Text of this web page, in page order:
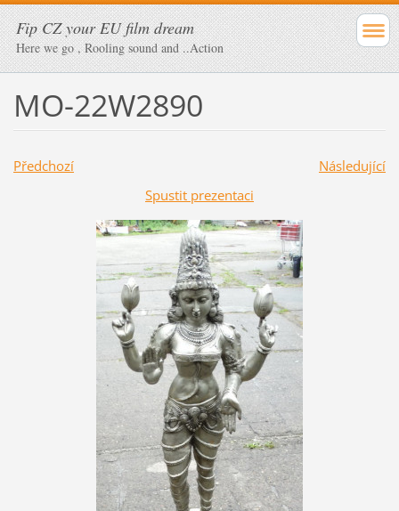
Fip CZ your EU film dream
Here we go , Rooling sound and ..Action
MO-22W2890
Předchozí
Následující
Spustit prezentaci